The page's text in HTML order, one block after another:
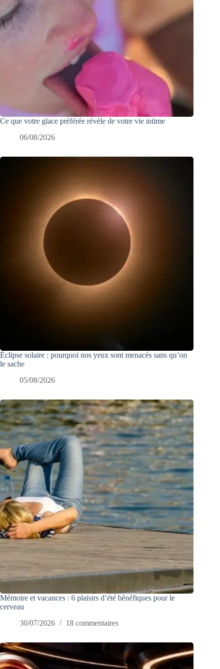
Ce que votre glace préférée révèle de votre vie intime
06/08/2026
Éclipse solaire : pourquoi nos yeux sont menacés sans qu’on
le sache
05/08/2026
Mémoire et vacances : 6 plaisirs d’été bénéfiques pour le
cerveau
30/07/2026
18 commentaires